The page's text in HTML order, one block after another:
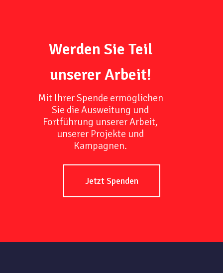
Werden Sie Teil
unserer Arbeit!
Mit Ihrer Spende ermöglichen
Sie die Ausweitung und
Fortführung unserer Arbeit,
unserer Projekte und
Kampagnen.
Jetzt Spenden